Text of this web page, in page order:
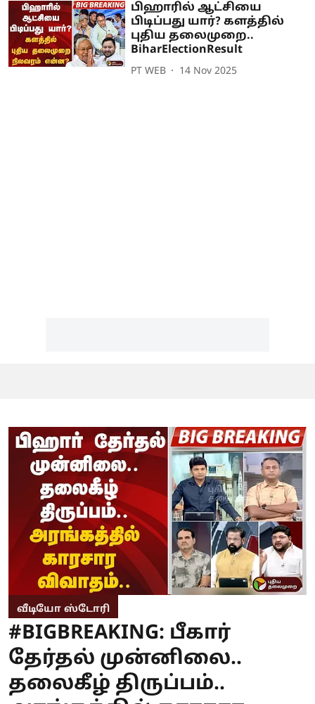
பிஹாரில் ஆட்சியை
பிடிப்பது யார்? களத்தில்
புதிய தலைமுறை..
BiharElectionResult
PT WEB 14 Nov 2025
வீடியோ ஸ்டோரி
#BIGBREAKING: பீகார்
தேர்தல் முன்னிலை..
தலைகீழ் திருப்பம்..